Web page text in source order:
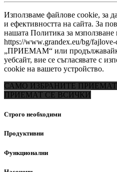
Използваме файлове cookie, за
и ефективността на сайта. За
нашата Политика за
https://www.grandex.eu/bg/
„ПРИЕМАМ“ или
уебсайт, вие се съгласявате с
cookie на вашето устройство.
САМО ИЗБРАНИТЕ
ПРИЕМАТ СЕ ВСИЧКИ
Строго необходими
Продуктивни
Функционални